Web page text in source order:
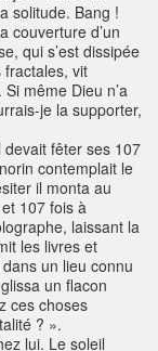
solitude. Bang !
couverture d’un
qui s’est dissipée
fractales, vit
même Dieu n’a
je la supporter,
fêter ses 107
contemplait le
il monta au
107 fois à
laissant la
les livres et
un lieu connu
un flacon
ces choses
? ».
lui. Le soleil